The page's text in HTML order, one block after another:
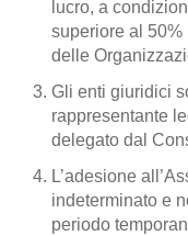
lucro, a
superiore al 50%
delle
Gli enti giuridici
rappresentante
delegato dal
L’adesione
indeterminato e
periodo